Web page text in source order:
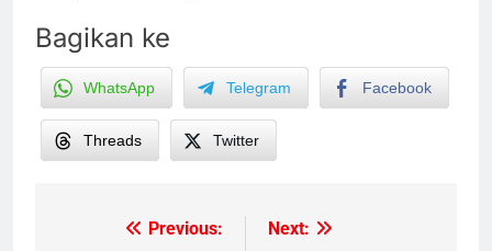
Bagikan ke
WhatsApp Telegram Facebook
Threads Twitter
Previous:
Next: